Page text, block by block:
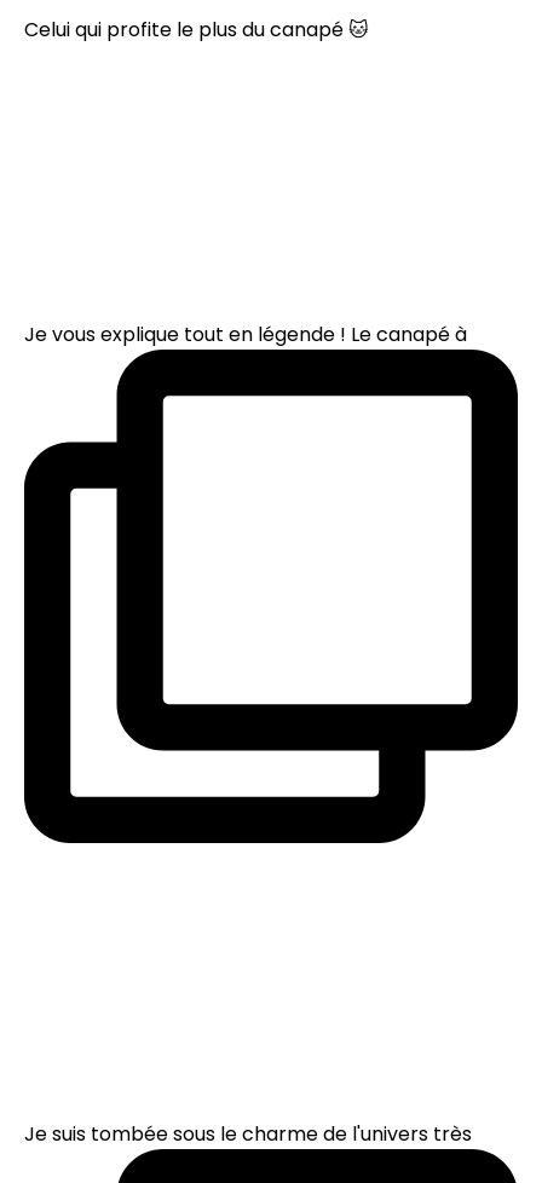
Celui qui profite le plus du canapé 🐱
Je vous explique tout en légende ! Le canapé à
Je suis tombée sous le charme de l'univers très